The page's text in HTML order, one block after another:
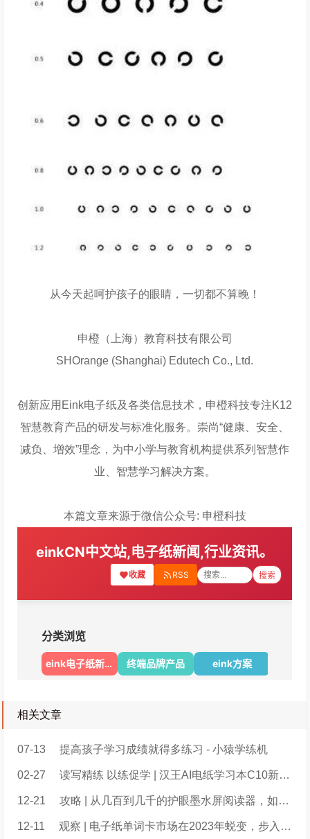
从今天起呵护孩子的眼睛，一切都不算晚！
申橙（上海）教育科技有限公司
SHOrange (Shanghai) Edutech Co., Ltd.
创新应用Eink电子纸及各类信息技术，申橙科技专注K12
智慧教育产品的研发与标准化服务。崇尚“健康、安全、
减负、增效”理念，为中小学与教育机构提供系列智慧作
业、智慧学习解决方案。
本篇文章来源于微信公众号: 申橙科技
相关文章
07-13 提高孩子学习成绩就得多练习 - 小猿学练机
02-27 读写精练 以练促学 | 汉王AI电纸学习本C10新品上市
12-21 攻略 | 从几百到几千的护眼墨水屏阅读器，如何给孩子选？
12-11 观察 | 电子纸单词卡市场在2023年蜕变，步入2.0阶段；百词斩超过喵喵机暂列第一